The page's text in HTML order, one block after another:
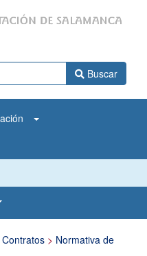
Buscar
Contratos > Normativa de